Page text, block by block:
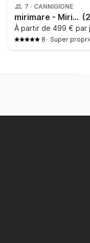
7 · CANNIGIONE
mirimare - Mirimare 7
À partir de 499 € par
8 · Super